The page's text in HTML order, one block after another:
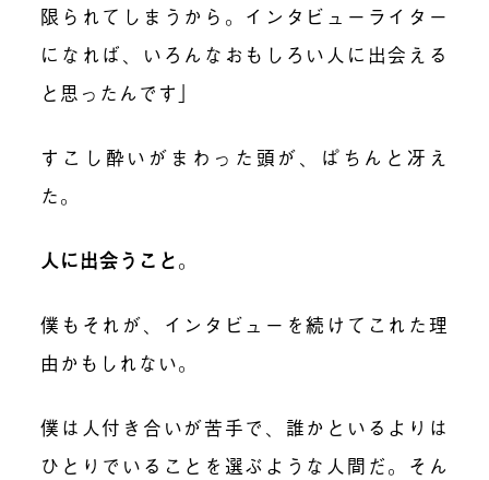
限られてしまうから。インタビューライター
になれば、いろんなおもしろい人に出会える
と思ったんです」
すこし酔いがまわった頭が、ぱちんと冴え
た。
人に出会うこと。
僕もそれが、インタビューを続けてこれた理
由かもしれない。
僕は人付き合いが苦手で、誰かといるよりは
ひとりでいることを選ぶような人間だ。そん